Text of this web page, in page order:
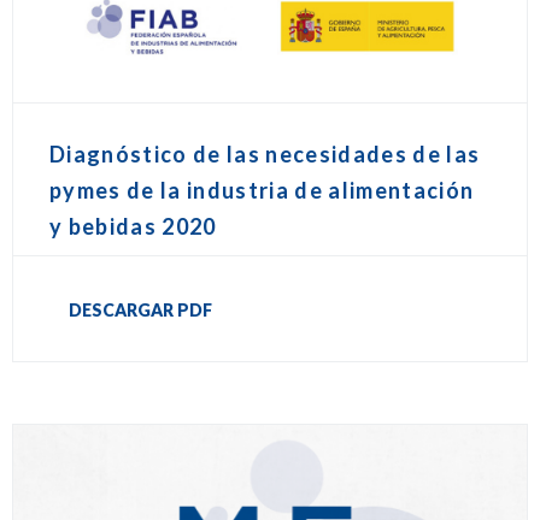
Diagnóstico de las necesidades de las
pymes de la industria de alimentación
y bebidas 2020
DESCARGAR PDF